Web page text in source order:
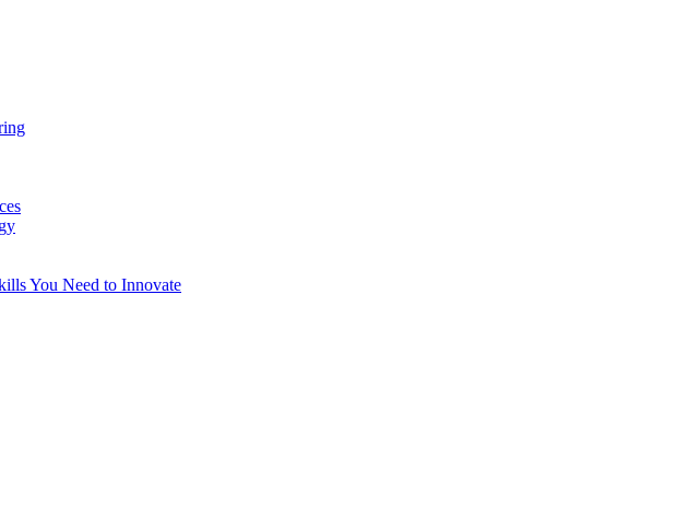
You Need to Innovate